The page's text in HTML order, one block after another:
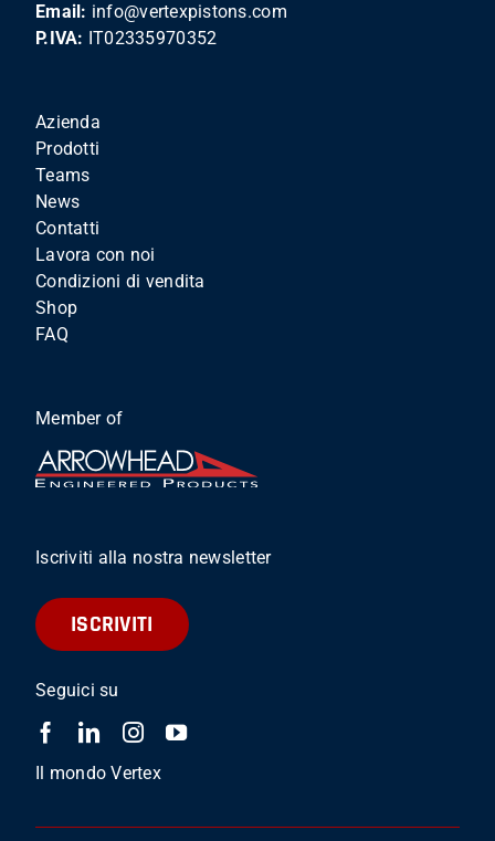
Email: info@vertexpistons.com
P.IVA: IT02335970352
Azienda
Prodotti
Teams
News
Contatti
Lavora con noi
Condizioni di vendita
Shop
FAQ
Member of
Iscriviti alla nostra newsletter
ISCRIVITI
Seguici su
Il mondo Vertex